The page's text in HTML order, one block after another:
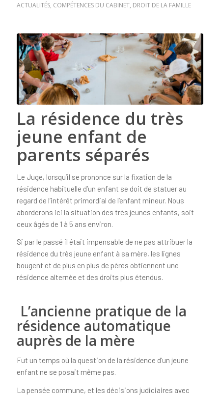
ACTUALITÉS, COMPÉTENCES DU CABINET, DROIT DE LA FAMILLE
La résidence du très
jeune enfant de
parents séparés
Le Juge, lorsqu’il se prononce sur la fixation de la
résidence habituelle d’un enfant se doit de statuer au
regard de l’intérêt primordial de l’enfant mineur. Nous
aborderons ici la situation des très jeunes enfants, soit
ceux âgés de 1 à 5 ans environ.
Si par le passé il était impensable de ne pas attribuer la
résidence du très jeune enfant à sa mère, les lignes
bougent et de plus en plus de pères obtiennent une
résidence alternée et des droits plus étendus.
L’ancienne pratique de la
résidence automatique
auprès de la mère
Fut un temps où la question de la résidence d’un jeune
enfant ne se posait même pas.
La pensée commune, et les décisions judiciaires avec